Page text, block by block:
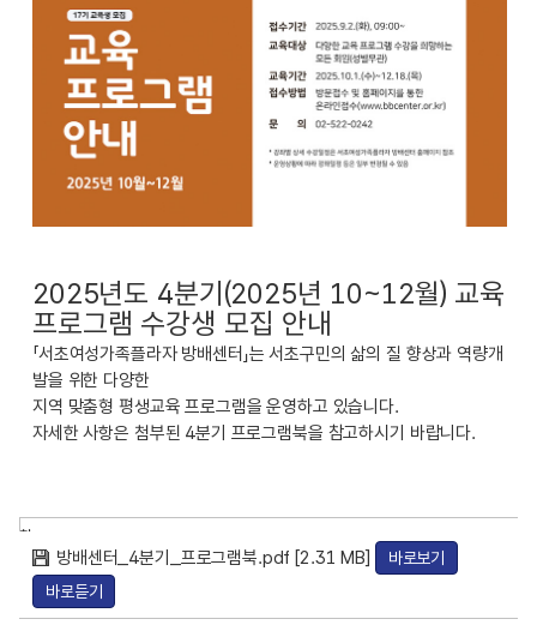
2025년도 4분기(2025년 10~12월) 교육
프로그램 수강생 모집 안내
「서초여성가족플라자 방배센터」는 서초구민의 삶의 질 향상과 역량개
발을 위한 다양한
지역 맞춤형 평생교육 프로그램을 운영하고 있습니다.
자세한 사항은 첨부된 4분기 프로그램북을 참고하시기 바랍니다.
첨
방배센터_4분기_프로그램북.pdf [2.31 MB]
바로보기
바로듣기